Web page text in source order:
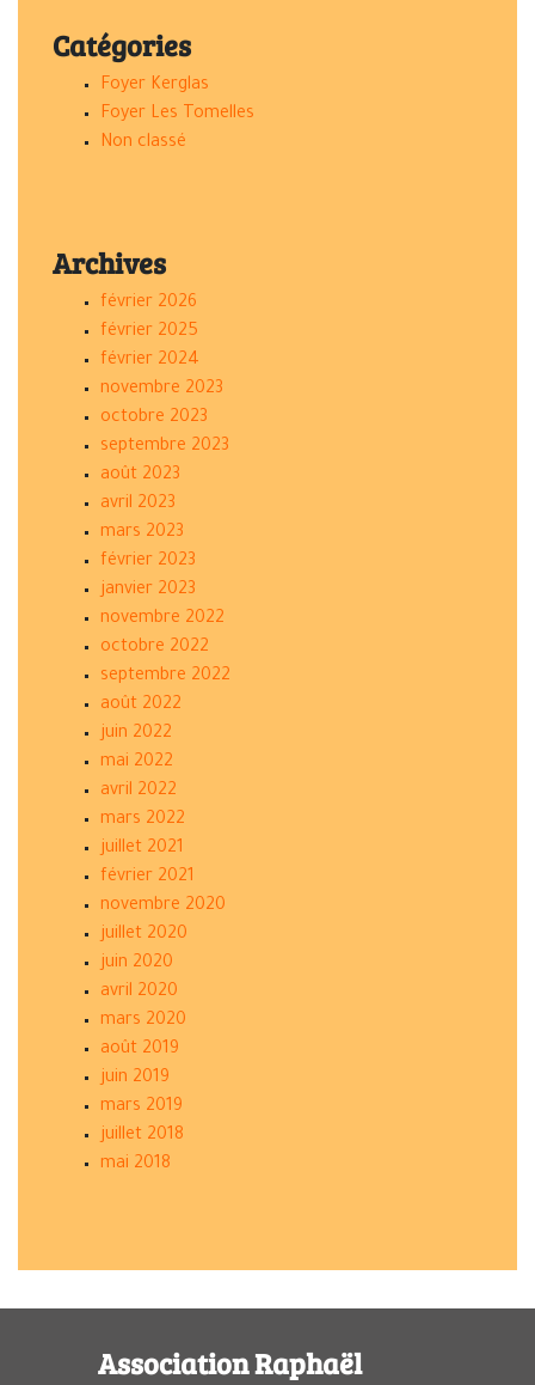
Catégories
Foyer Kerglas
Foyer Les Tomelles
Non classé
Archives
février 2026
février 2025
février 2024
novembre 2023
octobre 2023
septembre 2023
août 2023
avril 2023
mars 2023
février 2023
janvier 2023
novembre 2022
octobre 2022
septembre 2022
août 2022
juin 2022
mai 2022
avril 2022
mars 2022
juillet 2021
février 2021
novembre 2020
juillet 2020
juin 2020
avril 2020
mars 2020
août 2019
juin 2019
mars 2019
juillet 2018
mai 2018
Association Raphaël